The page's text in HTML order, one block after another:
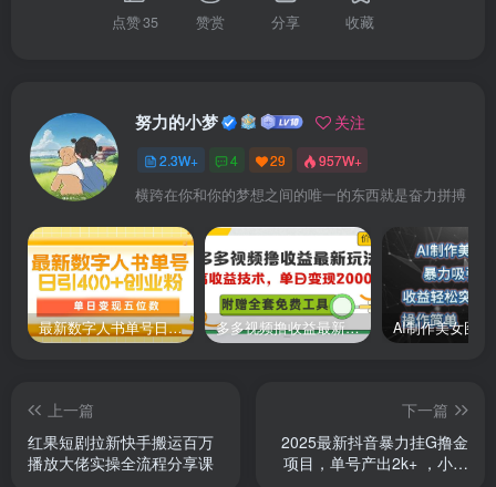
46、第28节 开篇创新优化(女频)(1).mp4
48、第30节 金手指(1).mp4
49、第31节，行为意料之外(1).mp4
50、第32节 铺垫与任务关系(1).mp4
51、第33节 如何规避写偏了?(1).mp4
53、35节 解析“心声”看如何借鉴畅销书设定(1).mp4
54、第36节:爽点，看点，亮点的解析和结合使用(1).mp4
点赞35 赞赏 分享 收藏
努力的小梦 关注
2.3W+ 4 29 957W+
横跨在你和你的梦想之间的唯一的东西就是奋力拼搏
最新数字人书单号日400+创业粉，单日变现五位数，市面卖5980附软件和详… 多多视频撸收益最新玩法，高收益技术，单日变现2000+，附赠全套技术资料
上一篇
红果短剧拉新快手搬运百万
播放大佬实操全流程分享课
下一篇
2025最新抖音暴力挂G撸金
项目，单号产出2k+ ，小白